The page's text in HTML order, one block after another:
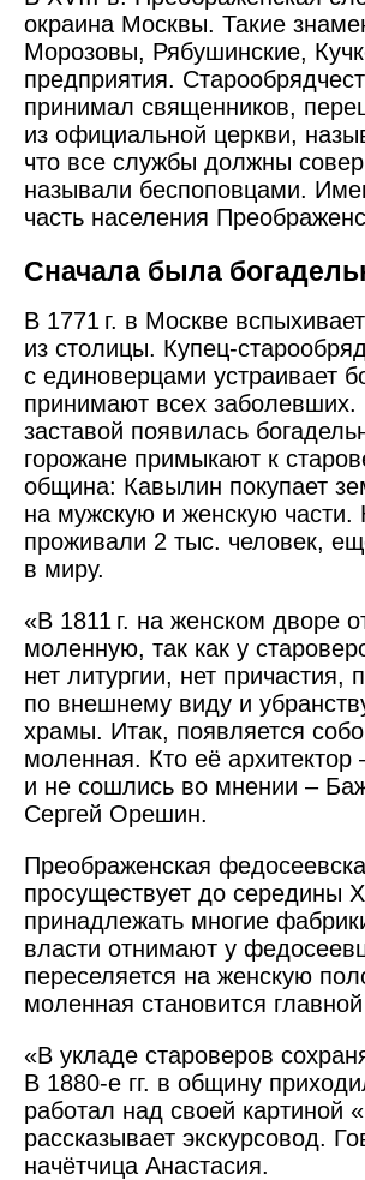
окраина Москвы. Такие
Морозовы, Рябушинские,
предприятия.
принимал священников,
из официальной церкви,
что все службы должны
называли беспоповцами.
часть населения
Сначала была
В 1771 г. в Москве
из столицы. Купец-
с единоверцами устраивает
принимают всех
заставой появилась
горожане примыкают к
община: Кавылин покупает
на мужскую и женскую
проживали 2 тыс. человек,
в миру.
«В 1811 г. на женском дворе
моленную, так как у
нет литургии, нет
по внешнему виду и
храмы. Итак, появляется
моленная. Кто её архитектор
и не сошлись во мнении –
Сергей Орешин.
Преображенская
просуществует до середины
принадлежать многие
власти отнимают у
переселяется на женскую
моленная становится
«В укладе староверов
В 1880-е гг. в общину
работал над своей картиной
рассказывает экскурсовод.
начётчица Анастасия.